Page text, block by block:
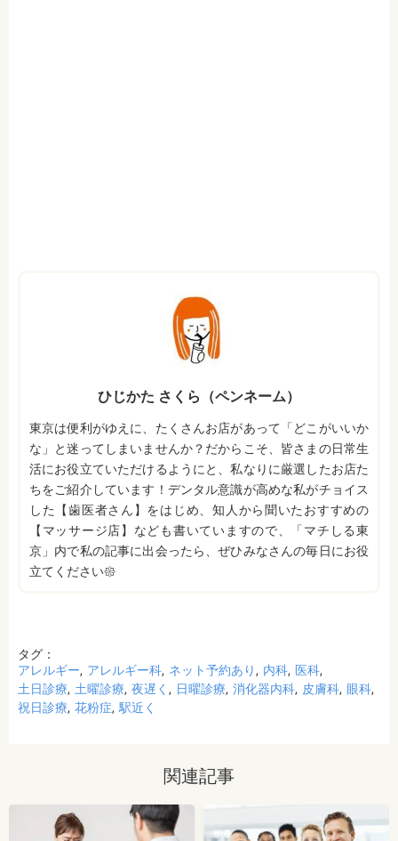
ひじかた さくら（ペンネーム）
東京は便利がゆえに、たくさんお店があって「どこがいいか
な」と迷ってしまいませんか？だからこそ、皆さまの日常生
活にお役立ていただけるようにと、私なりに厳選したお店た
ちをご紹介しています！デンタル意識が高めな私がチョイス
した【歯医者さん】をはじめ、知人から聞いたおすすめの
【マッサージ店】なども書いていますので、「マチしる東
京」内で私の記事に出会ったら、ぜひみなさんの毎日にお役
立てください𑁍
タグ：
アレルギー
アレルギー科 ネット予約あり 内科
医科
土日診療 土曜診療 夜遅く 日曜診療 消化器内科 皮膚科 眼科
祝日診療 花粉症 駅近く
関連記事